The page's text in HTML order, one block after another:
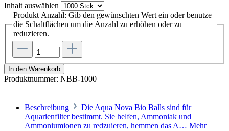
Inhalt auswählen
Produkt Anzahl: Gib den gewünschten Wert ein oder benutze
die Schaltflächen um die Anzahl zu erhöhen oder zu
reduzieren.
In den Warenkorb
Produktnummer: NBB-1000
Beschreibung
Die Aqua Nova Bio Balls sind für
Aquarienfilter bestimmt. Sie helfen, Ammoniak und
Ammoniumionen zu redzuieren, hemmen das A… Mehr